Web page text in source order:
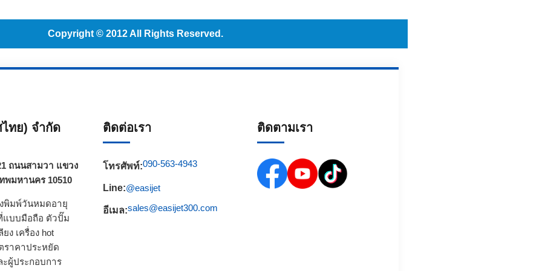
Copyright © 2012 All Rights Reserved.
ทย) จำกัด
ถนนสามวา แขวง
พมหานคร 10510
พิมพ์วันหมดอายุ
แบบมือถือ ตัวปั๊ม
ยง เครื่อง hot
ราคาประหยัด
ผู้ประกอบการ
ติดต่อเรา
โทรศัพท์:090-563-4943
Line:@easijet
อีเมล:sales@easijet300.com
ติดตามเรา